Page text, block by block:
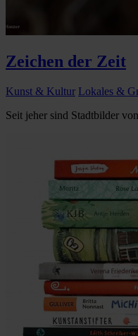
Zeichen der Zeit
Kunst & Kultur Lokales &
Seit jeher sind Stadtbilder